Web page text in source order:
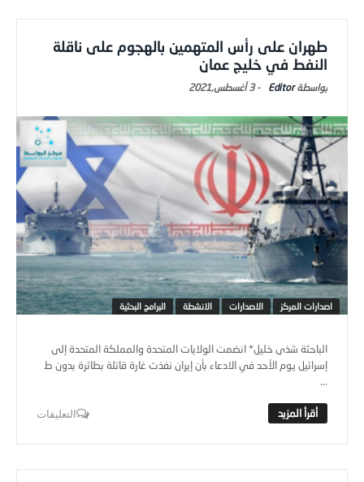
طهران على رأس المتهمين بالهجوم على ناقلة
النفط في خليج عمان
Editor
-3 أغسطس,2021
اصدارات المركز الاصدارات الانشطة البرامج البحثية
الباحثة شذى خليل* انضمت الولايات المتحدة والمملكة المتحدة إلى
إسرائيل يوم الأحد في الادعاء بأن إيران نفذت غارة قاتلة بطائرة بدون ط
...
التعليقات